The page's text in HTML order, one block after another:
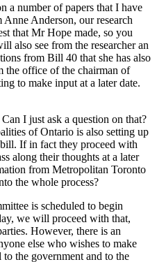
a number of papers that I have
Anderson, our research
that Mr Hope made, so you
also see from the researcher an
from Bill 40 that she has also
the office of the chairman of
to make input at a later date.
Can I just ask a question on that?
of Ontario is also setting up
If in fact they proceed with
along their thoughts at a later
from Metropolitan Toronto
the whole process?
is scheduled to begin
we will proceed with that,
However, there is an
else who wishes to make
the government and to the